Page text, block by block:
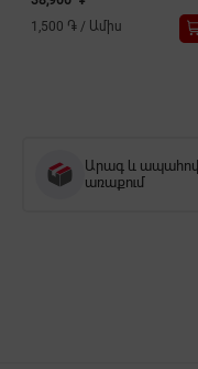
1,500 ֏ / Ամիս
Արագ և ապահով
առաքում